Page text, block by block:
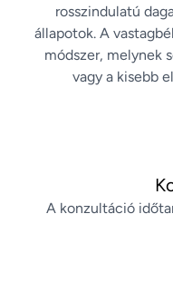
rosszindulatú
állapotok. A
módszer, melynek
vagy a kisebb
A konzultáció